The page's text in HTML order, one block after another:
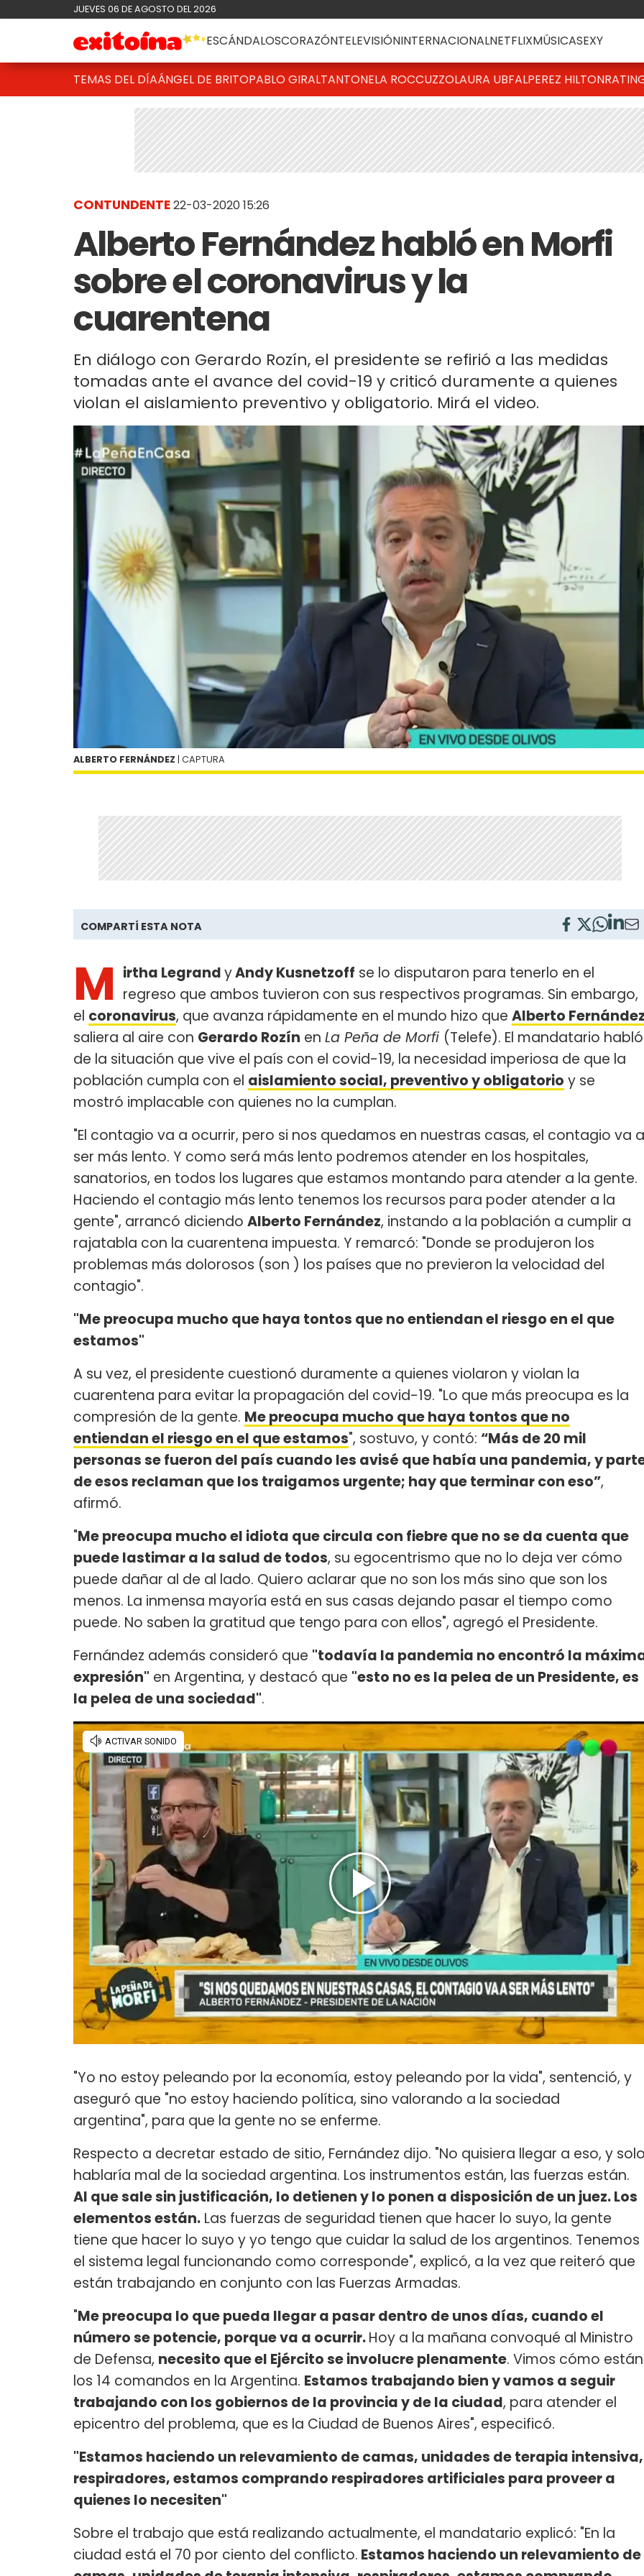
JUEVES 06 DE AGOSTO DEL 2026
ESCÁNDALOSCORAZÓNTELEVISIÓNINTERNACIONALNETFLIXMÚSICASEXY
TEMAS DEL DÍAÁNGEL DE BRITOPABLO GIRALTANTONELA ROCCUZZOLAURA UBFALPEREZ HILTON
CONTUNDENTE22-03-2020 15:26
Alberto Fernández habló en Morfi
sobre el coronavirus y la
cuarentena
En diálogo con Gerardo Rozín, el presidente se refirió a las medidas
tomadas ante el avance del covid-19 y criticó duramente a quienes
violan el aislamiento preventivo y obligatorio. Mirá el video.
ALBERTO FERNÁNDEZ | CAPTURA
COMPARTÍ ESTA NOTA
M irtha LegrandyAndy Kusnetzoff se lo disputaron para tenerlo en el
regreso que ambos tuvieron con sus respectivos programas. Sin embargo,
el coronavirus, que avanza rápidamente en el mundo hizo que Alberto
saliera al aire con Gerardo Rozín en La Peña de Morfi (Telefe). El mandatario habló
de la situación que vive el país con el covid-19, la necesidad imperiosa de que la
población cumpla con el aislamiento social, preventivo y obligatorio y se
mostró implacable con quienes no la cumplan.
"El contagio va a ocurrir, pero si nos quedamos en nuestras casas, el contagio va a
ser más lento. Y como será más lento podremos atender en los hospitales,
sanatorios, en todos los lugares que estamos montando para atender a la gente.
Haciendo el contagio más lento tenemos los recursos para poder atender a la
gente", arrancó diciendo Alberto Fernández, instando a la población a cumplir a
rajatabla con la cuarentena impuesta. Y remarcó: "Donde se produjeron los
problemas más dolorosos (son ) los países que no previeron la velocidad del
contagio".
"Me preocupa mucho que haya tontos que no entiendan el riesgo en el que
estamos"
A su vez, el presidente cuestionó duramente a quienes violaron y violan la
cuarentena para evitar la propagación del covid-19. "Lo que más preocupa es la
compresión de la gente. Me preocupa mucho que haya tontos que no
entiendan el riesgo en el que estamos", sostuvo, y contó: “Más de 20 mil
personas se fueron del país cuando les avisé que había una pandemia, y
de esos reclaman que los traigamos urgente; hay que terminar con eso”,
afirmó.
"Me preocupa mucho el idiota que circula con fiebre que no se da cuenta que
puede lastimar a la salud de todos, su egocentrismo que no lo deja ver cómo
puede dañar al de al lado. Quiero aclarar que no son los más sino que son los
menos. La inmensa mayoría está en sus casas dejando pasar el tiempo como
puede. No saben la gratitud que tengo para con ellos", agregó el Presidente.
Fernández además consideró que "todavía la pandemia no encontró la
expresión" en Argentina, y destacó que "esto no es la pelea de un Presidente, es
la pelea de una sociedad".
"Yo no estoy peleando por la economía, estoy peleando por la vida", sentenció, y
aseguró que "no estoy haciendo política, sino valorando a la sociedad
argentina", para que la gente no se enferme.
Respecto a decretar estado de sitio, Fernández dijo. "No quisiera llegar a eso, y
hablaría mal de la sociedad argentina. Los instrumentos están, las fuerzas están.
Al que sale sin justificación, lo detienen y lo ponen a disposición de un juez. Los
elementos están. Las fuerzas de seguridad tienen que hacer lo suyo, la gente
tiene que hacer lo suyo y yo tengo que cuidar la salud de los argentinos. Tenemos
el sistema legal funcionando como corresponde", explicó, a la vez que reiteró que
están trabajando en conjunto con las Fuerzas Armadas.
"Me preocupa lo que pueda llegar a pasar dentro de unos días, cuando el
número se potencie, porque va a ocurrir.Hoy a la mañana convoqué al Ministro
de Defensa, necesito que el Ejército se involucre plenamente. Vimos cómo están
los 14 comandos en la Argentina. Estamos trabajando bien y vamos a seguir
trabajando con los gobiernos de la provincia y de la ciudad, para atender el
epicentro del problema, que es la Ciudad de Buenos Aires", especificó.
"Estamos haciendo un relevamiento de camas, unidades de terapia intensiva,
respiradores, estamos comprando respiradores artificiales para proveer a
quienes lo necesiten"
Sobre el trabajo que está realizando actualmente, el mandatario explicó: "En la
ciudad está el 70 por ciento del conflicto. Estamos haciendo un relevamiento de